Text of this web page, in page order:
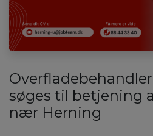
søges til betjening
nær Herning